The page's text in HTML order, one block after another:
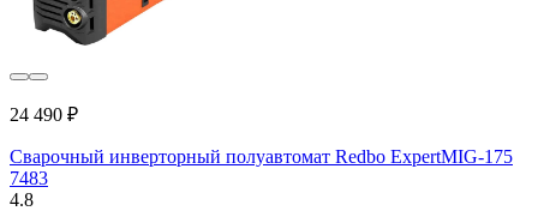
24 490 ₽
Сварочный инверторный полуавтомат Redbo ExpertMIG-175
7483
4.8